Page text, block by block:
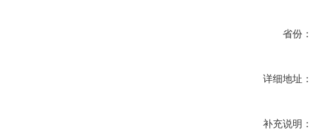
省份：
详细地址：
补充说明：